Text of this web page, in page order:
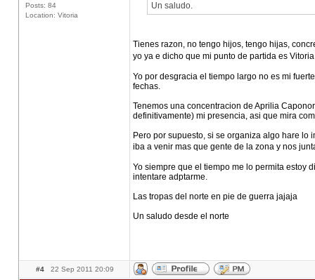
Posts: 84
Location: Vitoria
Un saludo.
Tienes razon, no tengo hijos, tengo hijas,
yo ya e dicho que mi punto de partida es
Yo por desgracia el tiempo largo no es mi
fechas.
Tenemos una concentracion de Aprilia
definitivamente) mi presencia, asi que mira
Pero por supuesto, si se organiza algo hare
iba a venir mas que gente de la zona y nos
Yo siempre que el tiempo me lo permita estoy
intentare adptarme.
Las tropas del norte en pie de guerra jajaja
Un saludo desde el norte
#4 22 Sep 2011 20:09